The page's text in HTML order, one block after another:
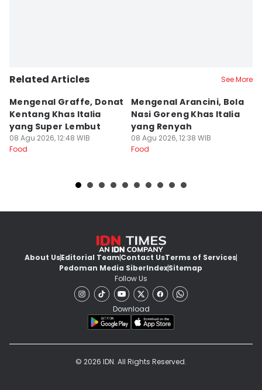
Related Articles See More
Mengenal Graffe, Donat
Kentang Khas Italia
yang Super Lembut
08 Agu 2026, 12:48 WIB
Food
Mengenal Arancini, Bola
Nasi Goreng Khas Italia
yang Renyah
08 Agu 2026, 12:38 WIB
Food
About UsEditorial TeamContact UsTerms of Services
Pedoman Media SiberIndexSitemap
Follow Us
Download
© 2026 IDN. All Rights Reserved.